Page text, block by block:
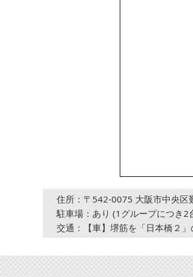
住所：〒542-0075 大阪市中央
駐車場：あり (1グループにつき
交通：【車】堺筋を「日本橋２